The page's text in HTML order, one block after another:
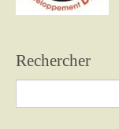
Rechercher